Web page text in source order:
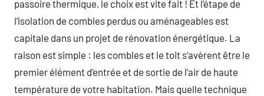
passoire thermique, le choix est vite fait ! Et l’étape de
l’isolation de combles perdus ou aménageables est
capitale dans un projet de rénovation énergétique. La
raison est simple : les combles et le toit s’avèrent être le
premier élément d’entrée et de sortie de l’air de haute
température de votre habitation. Mais quelle technique